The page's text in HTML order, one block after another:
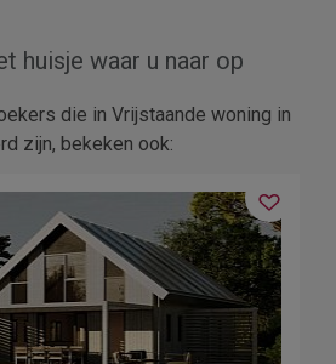
huisje waar u naar op
die in Vrijstaande woning in
zijn, bekeken ook: